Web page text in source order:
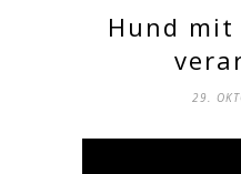
Hund mit
29.